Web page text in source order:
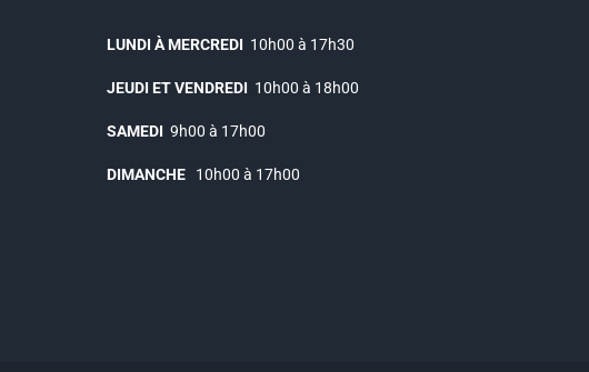
LUNDI À MERCREDI 10h00 à 17h30
JEUDI ET VENDREDI 10h00 à 18h00
SAMEDI 9h00 à 17h00
DIMANCHE10h00 à 17h00